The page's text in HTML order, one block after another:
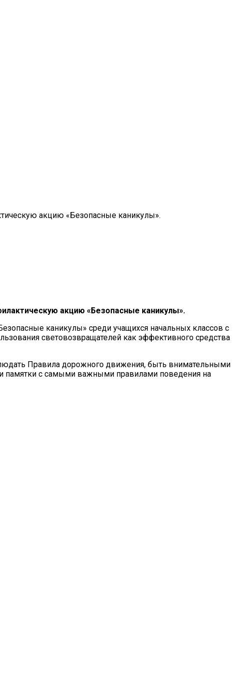
акцию «Безопасные каникулы».
акцию «Безопасные каникулы».
каникулы» среди учащихся начальных классов с
световозвращателей как эффективного средства
Правила дорожного движения, быть внимательными
памятки с самыми важными правилами поведения на